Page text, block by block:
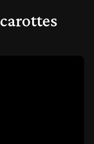
carottes